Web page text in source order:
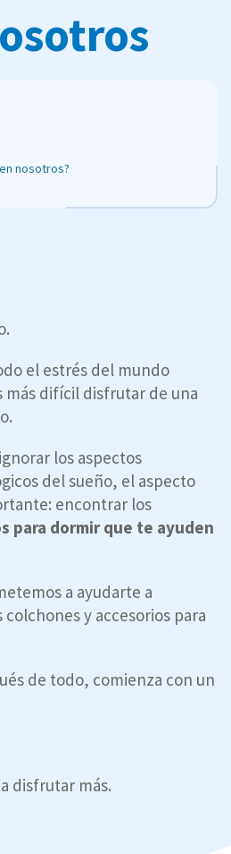
nosotros?
el estrés del mundo
más difícil disfrutar de una
los aspectos
del sueño, el aspecto
encontrar los
para dormir que te ayuden
a ayudarte a
y accesorios para
de todo, comienza con un
disfrutar más.